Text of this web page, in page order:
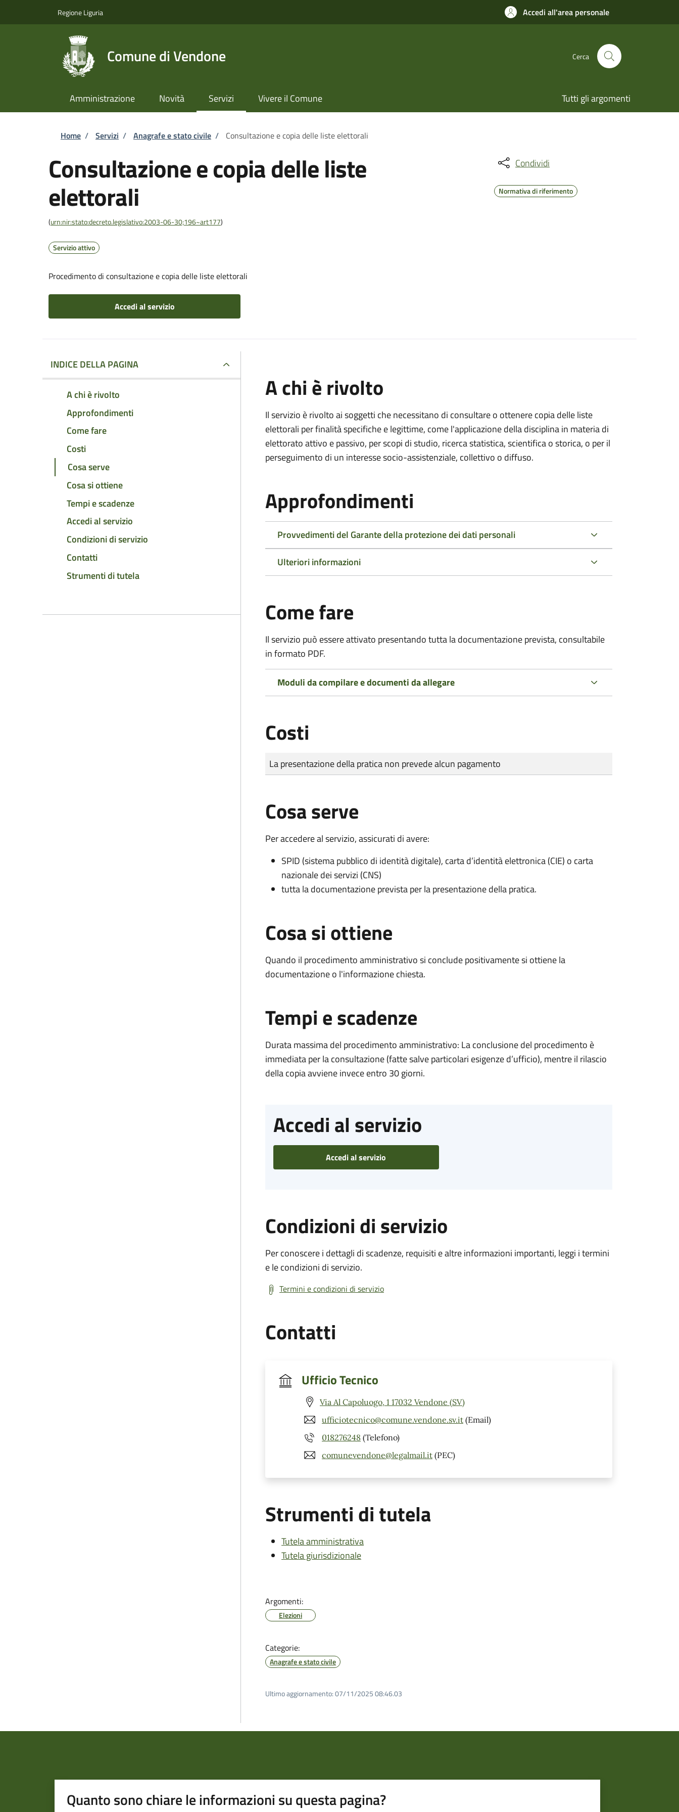
Regione Liguria Accedi all'area personale
Comune di Vendone Cerca
Amministrazione Novità Servizi Vivere il Comune Tutti gli argomenti
Briciole di pane
Home / Servizi / Anagrafe e stato civile / Consultazione e copia delle liste elettorali
Consultazione e copia delle liste
elettorali
(urn:nir:stato:decreto.legislativo:2003-06-30;196~art177)
Servizio attivo
Procedimento di consultazione e copia delle liste elettorali
Accedi al servizio
Condividi
Normativa di riferimento
INDICE DELLA PAGINA
A chi è rivolto
Approfondimenti
Come fare
Costi
Cosa serve
Cosa si ottiene
Tempi e scadenze
Accedi al servizio
Condizioni di servizio
Contatti
Strumenti di tutela
A chi è rivolto
Il servizio è rivolto ai soggetti che necessitano di consultare o ottenere copia delle liste
elettorali per finalità specifiche e legittime, come l'applicazione della disciplina in materia di
elettorato attivo e passivo, per scopi di studio, ricerca statistica, scientifica o storica, o per il
perseguimento di un interesse socio-assistenziale, collettivo o diffuso.
Approfondimenti
Provvedimenti del Garante della protezione dei dati personali
Ulteriori informazioni
Come fare
Il servizio può essere attivato presentando tutta la documentazione prevista, consultabile
in formato PDF.
Moduli da compilare e documenti da allegare
Costi
Tipo di pagamento
Importo
La presentazione della pratica non prevede alcun pagamento
Cosa serve
Per accedere al servizio, assicurati di avere:
SPID (sistema pubblico di identità digitale), carta d’identità elettronica (CIE) o carta
nazionale dei servizi (CNS)
tutta la documentazione prevista per la presentazione della pratica.
Cosa si ottiene
Quando il procedimento amministrativo si conclude positivamente si ottiene la
documentazione o l'informazione chiesta.
Tempi e scadenze
Durata massima del procedimento amministrativo: La conclusione del procedimento è
immediata per la consultazione (fatte salve particolari esigenze d’ufficio), mentre il rilascio
della copia avviene invece entro 30 giorni.
Accedi al servizio
Accedi al servizio
Condizioni di servizio
Per conoscere i dettagli di scadenze, requisiti e altre informazioni importanti, leggi i termini
e le condizioni di servizio.
Termini e condizioni di servizio
Contatti
Ufficio Tecnico
Via Al Capoluogo, 1 17032 Vendone (SV)
ufficiotecnico@comune.vendone.sv.it (Email)
018276248 (Telefono)
comunevendone@legalmail.it (PEC)
Strumenti di tutela
Tutela amministrativa
Tutela giurisdizionale
Argomenti:
Elezioni
Categorie:
Anagrafe e stato civile
Ultimo aggiornamento:07/11/2025 08:46.03
Quanto sono chiare le informazioni su questa pagina?